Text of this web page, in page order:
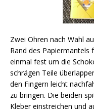
Zwei Ohren nach Wahl
Rand des
einmal fest um die
schrägen Teile
den Fingern leicht
zu bringen. Die beiden
Kleber einstreichen und